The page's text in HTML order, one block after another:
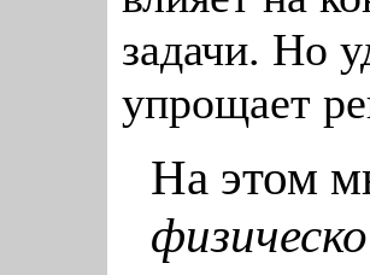
задачи. Но
упрощает
На этом